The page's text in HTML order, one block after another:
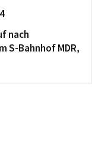
nach
S-Bahnhof MDR,